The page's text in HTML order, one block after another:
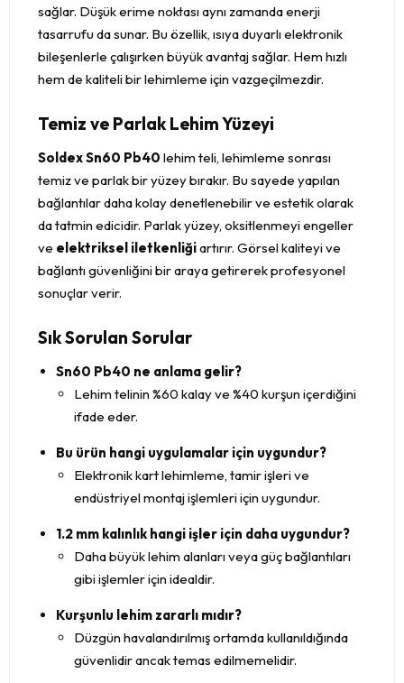
sağlar. Düşük erime noktası aynı zamanda enerji
tasarrufu da sunar. Bu özellik, ısıya duyarlı elektronik
bileşenlerle çalışırken büyük avantaj sağlar. Hem hızlı
hem de kaliteli bir lehimleme için vazgeçilmezdir.
Temiz ve Parlak Lehim Yüzeyi
Soldex Sn60 Pb40 lehim teli, lehimleme sonrası
temiz ve parlak bir yüzey bırakır. Bu sayede yapılan
bağlantılar daha kolay denetlenebilir ve estetik olarak
da tatmin edicidir. Parlak yüzey, oksitlenmeyi engeller
ve elektriksel iletkenliğiartırır. Görsel kaliteyi ve
bağlantı güvenliğini bir araya getirerek profesyonel
sonuçlar verir.
Sık Sorulan Sorular
Sn60 Pb40 ne anlama gelir?
Lehim telinin %60 kalay ve %40 kurşun içerdiğini
ifade eder.
Bu ürün hangi uygulamalar için uygundur?
Elektronik kart lehimleme, tamir işleri ve
endüstriyel montaj işlemleri için uygundur.
1.2 mm kalınlık hangi işler için daha uygundur?
Daha büyük lehim alanları veya güç bağlantıları
gibi işlemler için idealdir.
Kurşunlu lehim zararlı mıdır?
Düzgün havalandırılmış ortamda kullanıldığında
güvenlidir ancak temas edilmemelidir.